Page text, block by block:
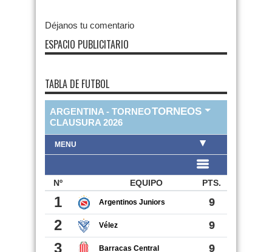
Déjanos tu comentario
ESPACIO PUBLICITARIO
TABLA DE FUTBOL